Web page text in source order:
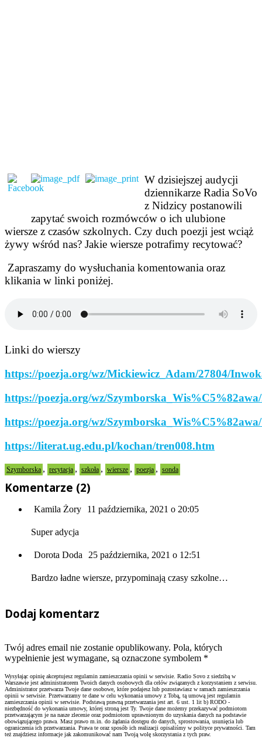
W dzisiejszej audycji
dziennikarze Radia SoVo
z Nidzicy postanowili
zapytać swoich rozmówców o ich ulubione
wiersze z czasów szkolnych. Czy duch poezji jest wciąż
żywy wśród nas? Jakie wiersze potrafimy recytować?
Zapraszamy do wysłuchania komentowania oraz
klikania w linki poniżej.
Linki do wierszy
https://poezja.org/wz/Mickiewicz_Adam/27804/
https://poezja.org/wz/
https://poezja.org/wz/
https://literat.ug.edu.pl/kochan/tren008.htm
Szymborska , recytacja , szkoła , wiersze , poezja , sonda
Komentarze (2)
Kamila Żory 11 października, 2021 o 20:05
Super adycja
Dorota Doda 25 października, 2021 o 12:51
Bardzo ładne wiersze, przypominają czasy szkolne…
Dodaj komentarz
Twój adres email nie zostanie opublikowany. Pola, których
wypełnienie jest wymagane, są oznaczone symbolem *
Wysyłając opinię akceptujesz regulamin zamieszczania opinii w serwisie. Radio Sovo z siedzibą w
Warszawie jest administratorem Twoich danych osobowych dla celów związanych z korzystaniem z serwisu.
Administrator przetwarza Twoje dane osobowe, które podajesz lub pozostawiasz w ramach zamieszczania
opinii w serwisie. Przetwarzamy te dane w celu wykonania umowy z Tobą, tą umową jest regulamin
zamieszczania opinii w serwisie. Podstawą prawną przetwarzania jest art. 6 ust. 1 lit b) RODO -
niezbędność do wykonania umowy, której stroną jest Ty. Twoje dane możemy przekazywać podmiotom
przetwarzającym je na nasze zlecenie oraz podmiotom uprawnionym do uzyskania danych na podstawie
obowiązującego prawa. Masz prawo m.in. do żądania dostępu do danych, sprostowania, usunięcia lub
ograniczenia ich przetwarzania. Prawa te oraz sposób ich realizacji opisaliśmy w polityce prywatności. Tam
też znajdziesz informacje jak zakomunikować nam Twoją wolę skorzystania z tych praw.